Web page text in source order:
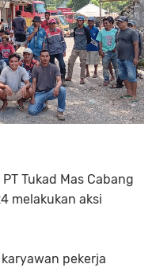
Tukad Mas Cabang
melakukan aksi
pekerja